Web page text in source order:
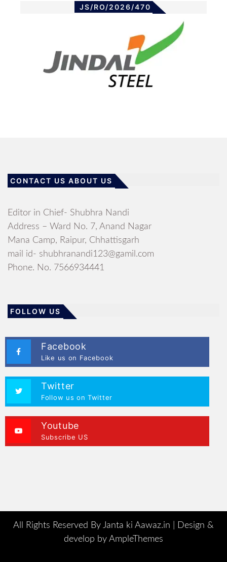
JS/RO/2026/470
CONTACT US ABOUT US
Editor in Chief- Shubhra Nandi
Address – Ward No. 7, Anand Nagar
Mana Camp, Raipur, Chhattisgarh
mail id- shubhranandi123@gamil.com
Phone. No. 7566934441
FOLLOW US
Facebook
Like us on Facebook
Twitter
Follow us on Twitter
Youtube
Subscribe US
All Rights Reserved By Janta ki Aawaz.in |
Design &
develop by AmpleThemes